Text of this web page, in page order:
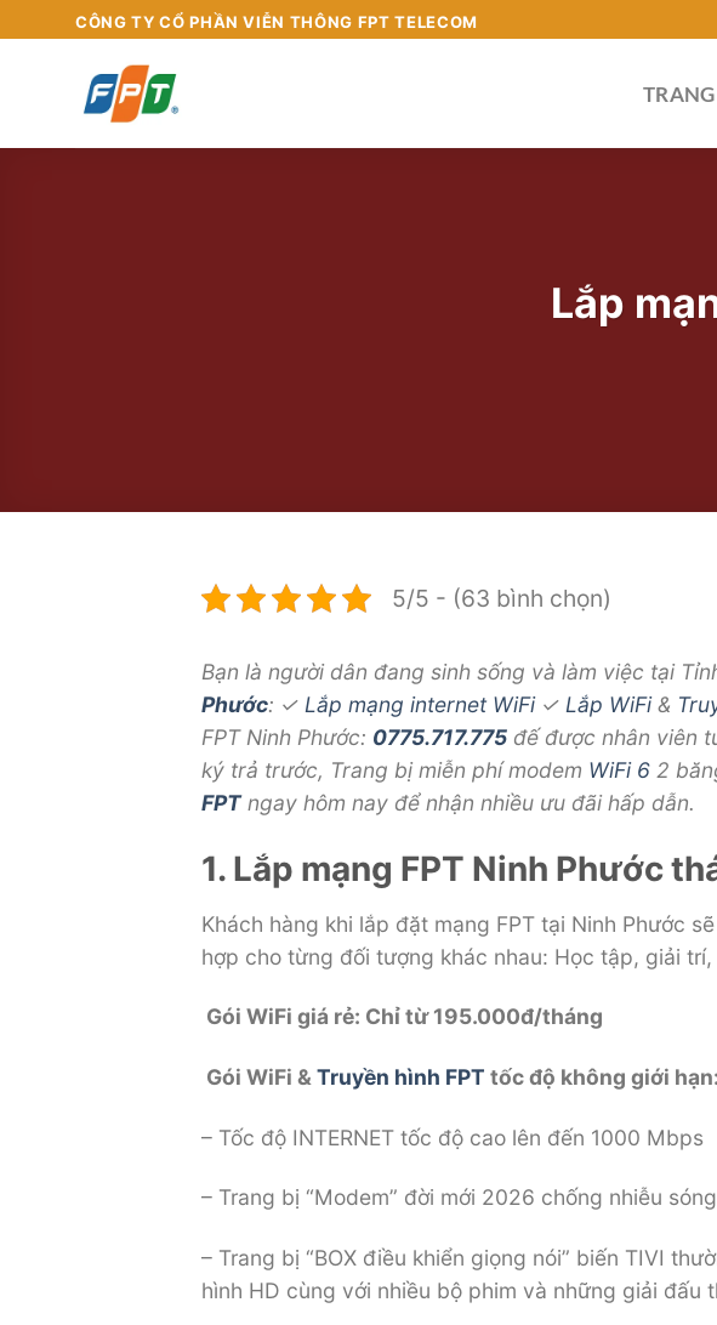
CÔNG TY CỔ PHẦN VIỄN THÔNG FPT TELECOM
Lắp
5/5 - (63 bình chọn)
Bạn là người dân đang sinh sống và làm việc tại
Phước: ✓ Lắp mạng internet WiFi✓ Lắp WiFi&
FPT Ninh Phước: 0775.717.775 đế được nhân viên
ký trả trước, Trang bị miễn phí modem WiFi 6 2
FPTngay hôm nay để nhận nhiều ưu đãi hấp dẫn.
1. Lắp mạng FPT Ninh Phước
Khách hàng khi lắp đặt mạng FPT tại Ninh Phước
hợp cho từng đối tượng khác nhau: Học tập, giải
Gói WiFi giá rẻ: Chỉ từ 195.000đ/tháng
Gói WiFi &Truyền hình FPT tốc độ không giới
– Tốc độ INTERNET tốc độ cao lên đến 1000 Mbps
– Trang bị “Modem” đời mới 2026 chống nhiễu sóng
– Trang bị “BOX điều khiển giọng nói” biến TIVI
hình HD cùng với nhiều bộ phim và những giải đấu